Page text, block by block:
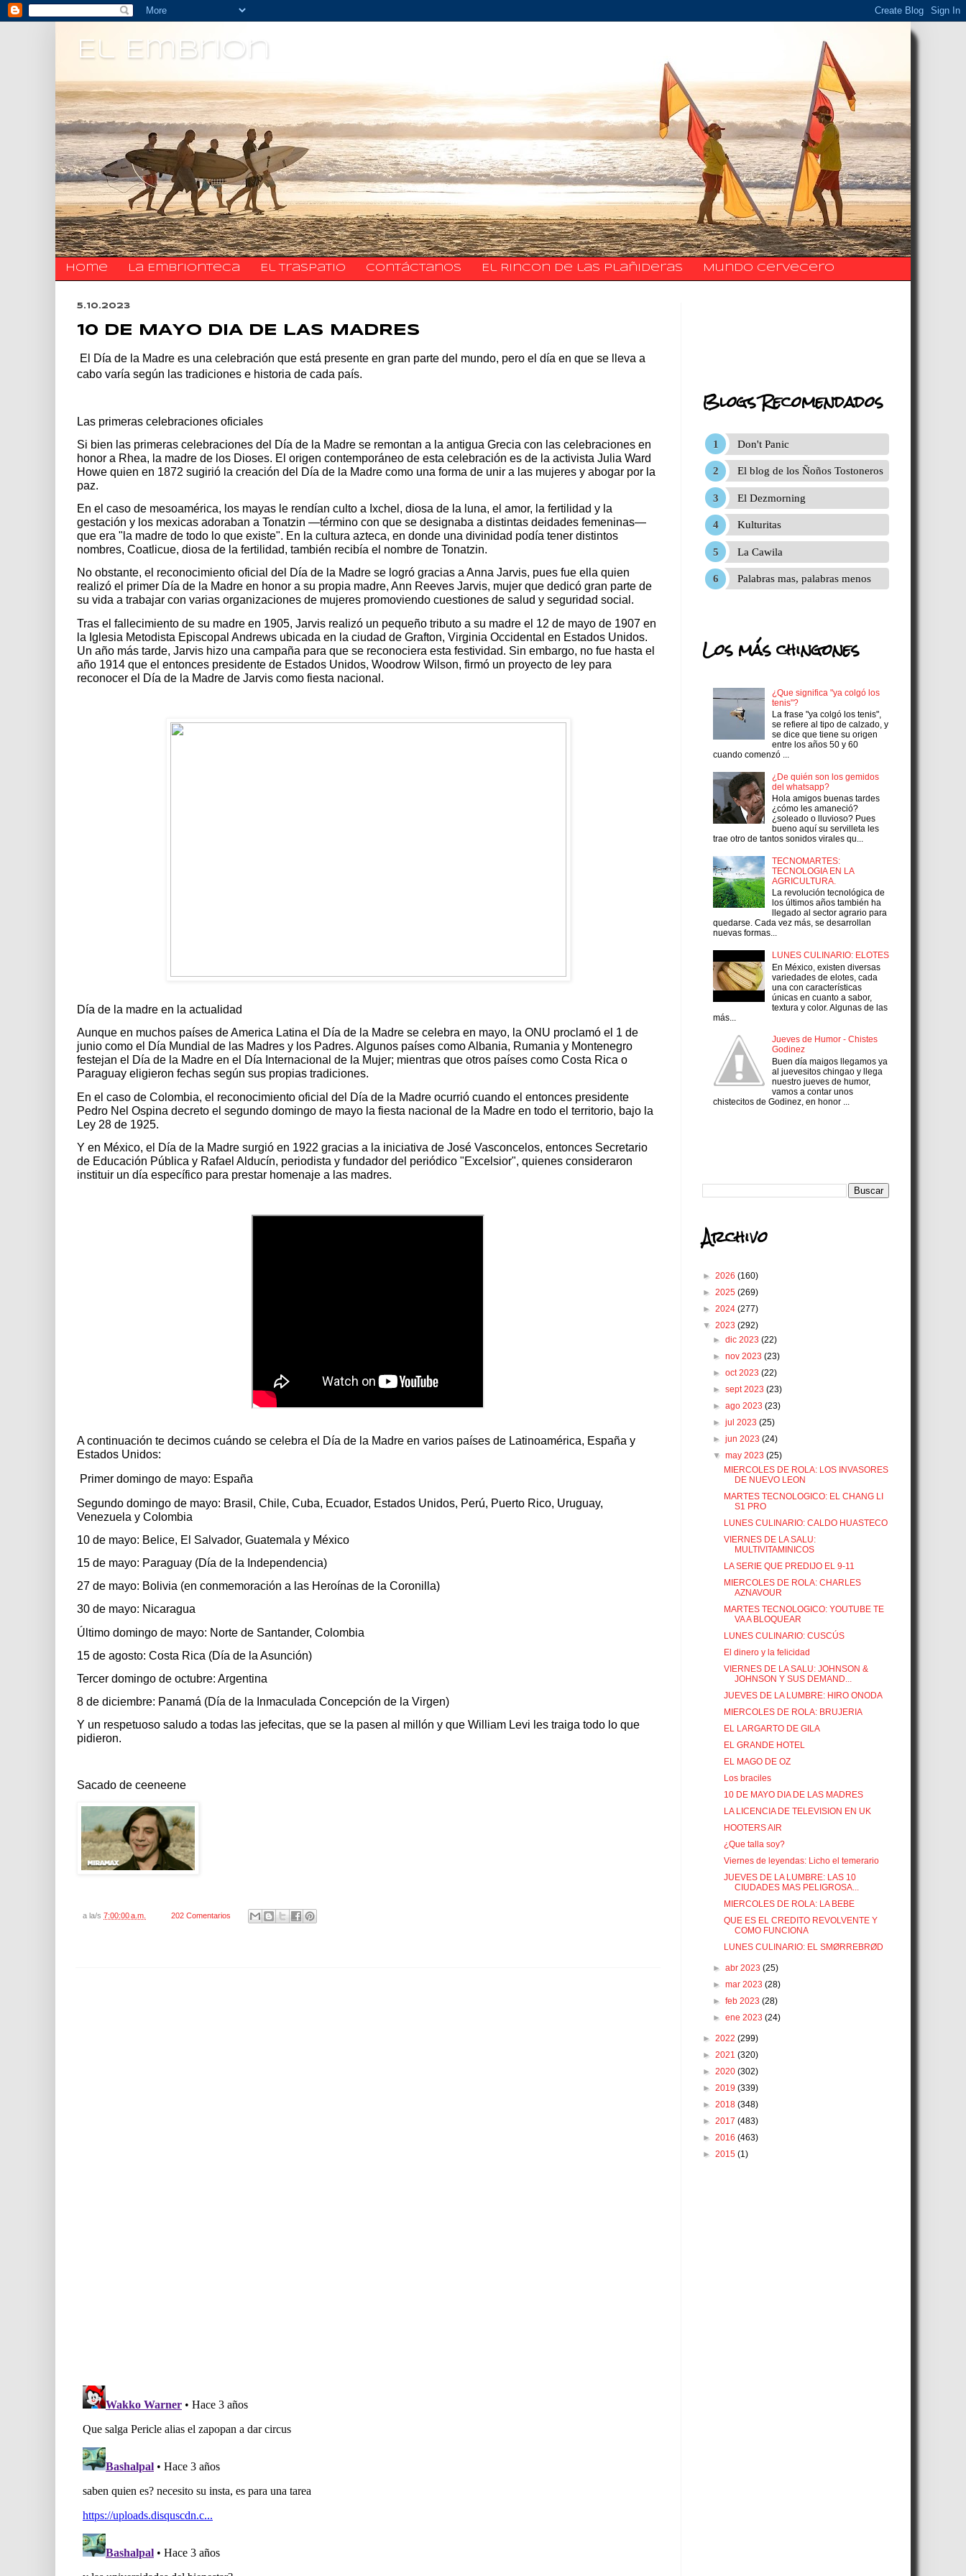
El Embrion
Home La Embrionteca El traspatio ​​​​​​​​​Contáctanos El Rincon de las Plañideras Mundo Cervecero
5.10.2023
10 DE MAYO DIA DE LAS MADRES
El Día de la Madre es una celebración que está presente en gran parte del mundo, pero el día en que se lleva a
cabo varía según las tradiciones e historia de cada país.
Las primeras celebraciones oficiales
Si bien las primeras celebraciones del Día de la Madre se remontan a la antigua Grecia con las celebraciones en
honor a Rhea, la madre de los Dioses. El origen contemporáneo de esta celebración es de la activista Julia Ward
Howe quien en 1872 sugirió la creación del Día de la Madre como una forma de unir a las mujeres y abogar por la
paz.
En el caso de mesoamérica, los mayas le rendían culto a Ixchel, diosa de la luna, el amor, la fertilidad y la
gestación y los mexicas adoraban a Tonatzin —término con que se designaba a distintas deidades femeninas—
que era "la madre de todo lo que existe". En la cultura azteca, en donde una divinidad podía tener distintos
nombres, Coatlicue, diosa de la fertilidad, también recibía el nombre de Tonatzin.
No obstante, el reconocimiento oficial del Día de la Madre se logró gracias a Anna Jarvis, pues fue ella quien
realizó el primer Día de la Madre en honor a su propia madre, Ann Reeves Jarvis, mujer que dedicó gran parte de
su vida a trabajar con varias organizaciones de mujeres promoviendo cuestiones de salud y seguridad social.
Tras el fallecimiento de su madre en 1905, Jarvis realizó un pequeño tributo a su madre el 12 de mayo de 1907 en
la Iglesia Metodista Episcopal Andrews ubicada en la ciudad de Grafton, Virginia Occidental en Estados Unidos.
Un año más tarde, Jarvis hizo una campaña para que se reconociera esta festividad. Sin embargo, no fue hasta el
año 1914 que el entonces presidente de Estados Unidos, Woodrow Wilson, firmó un proyecto de ley para
reconocer el Día de la Madre de Jarvis como fiesta nacional.
Día de la madre en la actualidad
Aunque en muchos países de America Latina el Día de la Madre se celebra en mayo, la ONU proclamó el 1 de
junio como el Día Mundial de las Madres y los Padres. Algunos países como Albania, Rumania y Montenegro
festejan el Día de la Madre en el Día Internacional de la Mujer; mientras que otros países como Costa Rica o
Paraguay eligieron fechas según sus propias tradiciones.
En el caso de Colombia, el reconocimiento oficial del Día de la Madre ocurrió cuando el entonces presidente
Pedro Nel Ospina decreto el segundo domingo de mayo la fiesta nacional de la Madre en todo el territorio, bajo la
Ley 28 de 1925.
Y en México, el Día de la Madre surgió en 1922 gracias a la iniciativa de José Vasconcelos, entonces Secretario
de Educación Pública y Rafael Alducín, periodista y fundador del periódico "Excelsior", quienes consideraron
instituir un día específico para prestar homenaje a las madres.
A continuación te decimos cuándo se celebra el Día de la Madre en varios países de Latinoamérica, España y
Estados Unidos:
Primer domingo de mayo: España
Segundo domingo de mayo: Brasil, Chile, Cuba, Ecuador, Estados Unidos, Perú, Puerto Rico, Uruguay,
Venezuela y Colombia
10 de mayo: Belice, El Salvador, Guatemala y México
15 de mayo: Paraguay (Día de la Independencia)
27 de mayo: Bolivia (en conmemoración a las Heroínas de la Coronilla)
30 de mayo: Nicaragua
Último domingo de mayo: Norte de Santander, Colombia
15 de agosto: Costa Rica (Día de la Asunción)
Tercer domingo de octubre: Argentina
8 de diciembre: Panamá (Día de la Inmaculada Concepción de la Virgen)
Y un respetuoso saludo a todas las jefecitas, que se la pasen al millón y que William Levi les traiga todo lo que
pidieron.
Sacado de ceeneene
a la/s 7:00:00 a.m. 202 Comentarios
Blogs Recomendados
Don't Panic
El blog de los Ñoños Tostoneros
El Dezmorning
Kulturitas
La Cawila
Palabras mas, palabras menos
Los más chingones
¿Que significa "ya colgó los
tenis"?
La frase "ya colgó los tenis",
se refiere al tipo de calzado, y
se dice que tiene su origen
entre los años 50 y 60
cuando comenzó ...
¿De quién son los gemidos
del whatsapp?
Hola amigos buenas tardes
¿cómo les amaneció?
¿soleado o lluvioso? Pues
bueno aquí su servilleta les
trae otro de tantos sonidos virales qu...
TECNOMARTES:
TECNOLOGIA EN LA
AGRICULTURA.
La revolución tecnológica de
los últimos años también ha
llegado al sector agrario para
quedarse. Cada vez más, se desarrollan
nuevas formas...
LUNES CULINARIO: ELOTES
En México, existen diversas
variedades de elotes, cada
una con características
únicas en cuanto a sabor,
textura y color. Algunas de las
más...
Jueves de Humor - Chistes
Godinez
Buen día maigos llegamos ya
al juevesitos chingao y llega
nuestro jueves de humor,
vamos a contar unos
chistecitos de Godinez, en honor ...
Archivo
► 2026 (160)
► 2025 (269)
► 2024 (277)
▼ 2023 (292)
►dic 2023(22)
►nov 2023(23)
►oct 2023(22)
►sept 2023(23)
►ago 2023(23)
►jul 2023(25)
►jun 2023(24)
▼may 2023(25)
MIERCOLES DE ROLA: LOS INVASORES
DE NUEVO LEON
MARTES TECNOLOGICO: EL CHANG LI
S1 PRO
LUNES CULINARIO: CALDO HUASTECO
VIERNES DE LA SALU:
MULTIVITAMINICOS
LA SERIE QUE PREDIJO EL 9-11
MIERCOLES DE ROLA: CHARLES
AZNAVOUR
MARTES TECNOLOGICO: YOUTUBE TE
VA A BLOQUEAR
LUNES CULINARIO: CUSCÚS
El dinero y la felicidad
VIERNES DE LA SALU: JOHNSON &
JOHNSON Y SUS DEMAND...
JUEVES DE LA LUMBRE: HIRO ONODA
MIERCOLES DE ROLA: BRUJERIA
EL LARGARTO DE GILA
EL GRANDE HOTEL
EL MAGO DE OZ
Los braciles
10 DE MAYO DIA DE LAS MADRES
LA LICENCIA DE TELEVISION EN UK
HOOTERS AIR
¿Que talla soy?
Viernes de leyendas: Licho el temerario
JUEVES DE LA LUMBRE: LAS 10
CIUDADES MAS PELIGROSA...
MIERCOLES DE ROLA: LA BEBE
QUE ES EL CREDITO REVOLVENTE Y
COMO FUNCIONA
LUNES CULINARIO: EL SMØRREBRØD
►abr 2023(25)
►mar 2023(28)
►feb 2023(28)
►ene 2023(24)
► 2022 (299)
► 2021 (320)
► 2020 (302)
► 2019 (339)
► 2018 (348)
► 2017 (483)
► 2016 (463)
► 2015 (1)